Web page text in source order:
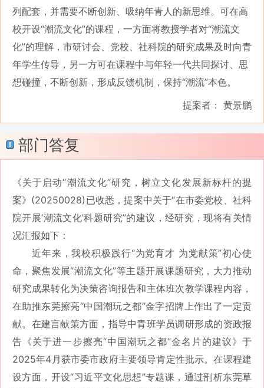
列配套，并需要不断创新、吸纳年青人的新思维。可在高
校开设“潮流文化”的课程，一方面将教授学者对“潮流文
化”的理解，市研讨会、党校、社科院的研究成果及时向青
年学生传导，另一方可在课程中与年轻一代共同探讨、思
想碰撞，不断创新，形成反馈机制，保持“潮流”本色。
提案者： 黄景鹏
部门答复
《关于启动“潮流文化”研究，树立文化发展新标杆的提
案》(20250028)已收悉，提案中关于“在市委党校、社科
院开展‘潮流文化’科题研究”的建议，经研究，现将有关情
况汇报如下：
近年来，我校积极践行“为党育才 为党献策”初心使
命，聚焦发展“潮流文化”等主题开展课题研究，大力推动
研究成果转化为决策咨询报告和主体班次教学课程内容，
在助推东莞擦亮“中国潮玩之都”金字招牌上作出了一定贡
献。在建言献策方面，指导中青班学员调研形成的资政报
告《关于进一步擦亮“中国潮玩之都”金名片的建议》于
2025年4月获市委市政府主要领导肯定性批示。在课程建
设方面，开设“习近平文化思想”专题课，通过剖析东莞草